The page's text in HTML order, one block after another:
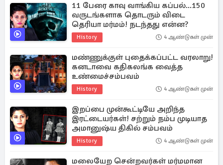
11 பேரை காவு வாங்கிய கப்பல்...150
வருடங்களாக தொடரும் விடை
தெரியா மர்மம்! நடந்தது என்ன?
History 4 ஆண்டுகள் முன்
மண்ணுக்குள் புதைக்கப்பட்ட வரலாறு!
கனடாவை கதிகலங்க வைத்த
உண்மைச்சம்பவம்
History 4 ஆண்டுகள் முன்
இறப்பை முன்கூட்டியே அறிந்த
இரட்டையர்கள்! சற்றும் நம்ப முடியாத
அமானுஷ்ய திகில் சம்பவம்
History 4 ஆண்டுகள் முன்
மலையேற சென்றவர்கள் மர்மமான